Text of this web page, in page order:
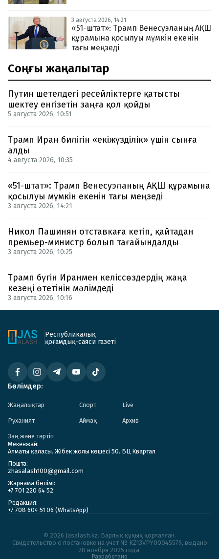
3 августа 2026, 14:21
«51-штат»: Трамп Венесуэланың АҚШ
құрамына қосылуы мүмкін екенін
тағы меңзеді
Соңғы жаңалықтар
Путин шетелдегі ресейліктерге қатысты
шектеу енгізетін заңға қол қойды
5 августа 2026, 10:51
Трамп Иран билігін «екіжүзділік» үшін сынға
алды
4 августа 2026, 10:35
«51-штат»: Трамп Венесуэланың АҚШ құрамына
қосылуы мүмкін екенін тағы меңзеді
3 августа 2026, 14:21
Никол Пашинян отставкаға кетіп, қайтадан
премьер-министр болып тағайындалды
3 августа 2026, 10:25
Трамп бүгін Иранмен келіссөздердің жаңа
кезеңі өтетінін мәлімдеді
3 августа 2026, 10:16
Республикалық
қоғамдық-саяси газеті
Бөлімдер:
Жаңалықтар Спорт Live
Руханият Аймақ Архив
Заң және тәртіп
Мекенжай:
Алматы қаласы. Жібек жолы көшесі 50. БЦ Квартал
Пошта:
zhasalash100@gmail.com
Жарнама бөлімі:
+7 701 220 64 52
Редакция:
+7 708 604 51 06 (WhatsApp)
© 2026 Jasalash.kz. Барлық құқық қорғалған.
Cвидетельство о постановке на учет № KZ13VPY00045579, выдано
28 ноября 2025 года.
Разработано